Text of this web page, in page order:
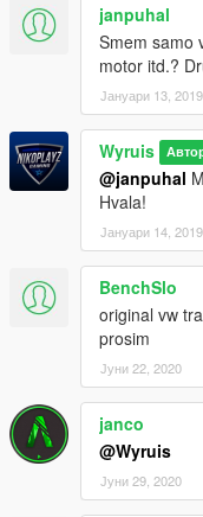
janpuhal
Smem samo
motor itd.?
Јануари 13, 2019
Wyruis
@janpuhal
Hvala!
Јануари 14, 2019
BenchSlo
original vw
prosim
Јуни 22, 2020
janco
@Wyruis
Јуни 29, 2020